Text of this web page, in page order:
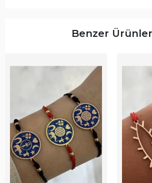
Benzer Ürünler